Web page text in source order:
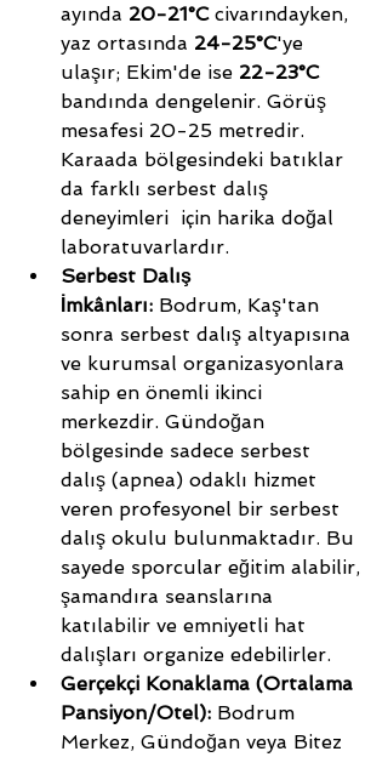
ayında 20-21°C civarındayken,
yaz ortasında 24-25°C'ye
ulaşır; Ekim'de ise 22-23°C
bandında dengelenir. Görüş
mesafesi 20-25 metredir.
Karaada bölgesindeki batıklar
da farklı serbest dalış
deneyimleri  için harika doğal
laboratuvarlardır.
Serbest Dalış
İmkânları: Bodrum, Kaş'tan
sonra serbest dalış altyapısına
ve kurumsal organizasyonlara
sahip en önemli ikinci
merkezdir. Gündoğan
bölgesinde sadece serbest
dalış (apnea) odaklı hizmet
veren profesyonel bir serbest
dalış okulu bulunmaktadır. Bu
sayede sporcular eğitim alabilir,
şamandıra seanslarına
katılabilir ve emniyetli hat
dalışları organize edebilirler.
Gerçekçi Konaklama (Ortalama
Pansiyon/Otel): Bodrum
Merkez, Gündoğan veya Bitez